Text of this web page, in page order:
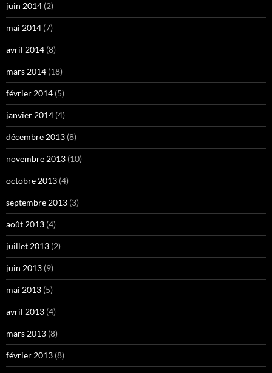
juin 2014 (2)
mai 2014 (7)
avril 2014 (8)
mars 2014 (18)
février 2014 (5)
janvier 2014 (4)
décembre 2013 (8)
novembre 2013 (10)
octobre 2013 (4)
septembre 2013 (3)
août 2013 (4)
juillet 2013 (2)
juin 2013 (9)
mai 2013 (5)
avril 2013 (4)
mars 2013 (8)
février 2013 (8)